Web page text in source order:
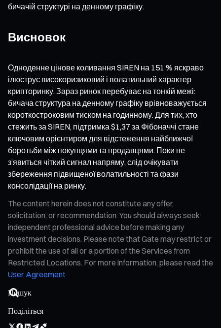
бичачій структурі на денному графіку.
Висновок
Одноденне цінове коливання SIREN на 151 % яскраво
ілюструє високоризиковий і волатильний характер
крипторинку. Зараз ринок перебуває на тонкій межі:
бичача структура на денному графіку врівноважується
короткостроковим тиском на годинному. Для тих, хто
стежить за SIREN, підтримка $1,37 за Фібоначчі стане
ключовим орієнтиром для відстеження найближчої
боротьби між покупцями та продавцями. Поки не
з’явиться чіткий сигнал напряму, слід очікувати
збереження підвищеної волатильності та фази
консолідації на ринку.
The content herein does not constitute any offer,
solicitation, or recommendation. You should always seek
independent professional advice before making any
investment decisions. Please note that Gate may restrict or
prohibit the use of all or a portion of the Services from
Restricted Locations. For more information, please read the
User Agreement
Поділіться